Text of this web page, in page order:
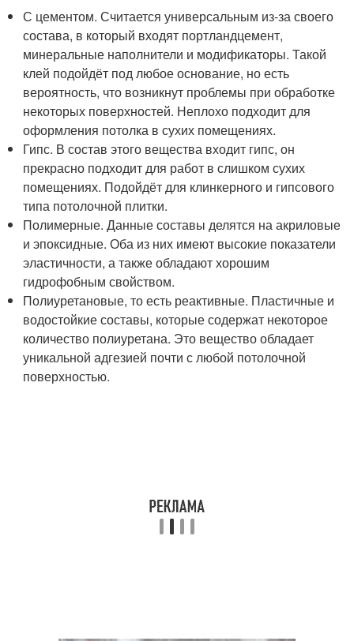
С цементом. Считается универсальным из-за своего
состава, в который входят портландцемент,
минеральные наполнители и модификаторы. Такой
клей подойдёт под любое основание, но есть
вероятность, что возникнут проблемы при обработке
некоторых поверхностей. Неплохо подходит для
оформления потолка в сухих помещениях.
Гипс. В состав этого вещества входит гипс, он
прекрасно подходит для работ в слишком сухих
помещениях. Подойдёт для клинкерного и гипсового
типа потолочной плитки.
Полимерные. Данные составы делятся на акриловые
и эпоксидные. Оба из них имеют высокие показатели
эластичности, а также обладают хорошим
гидрофобным свойством.
Полиуретановые, то есть реактивные. Пластичные и
водостойкие составы, которые содержат некоторое
количество полиуретана. Это вещество обладает
уникальной адгезией почти с любой потолочной
поверхностью.